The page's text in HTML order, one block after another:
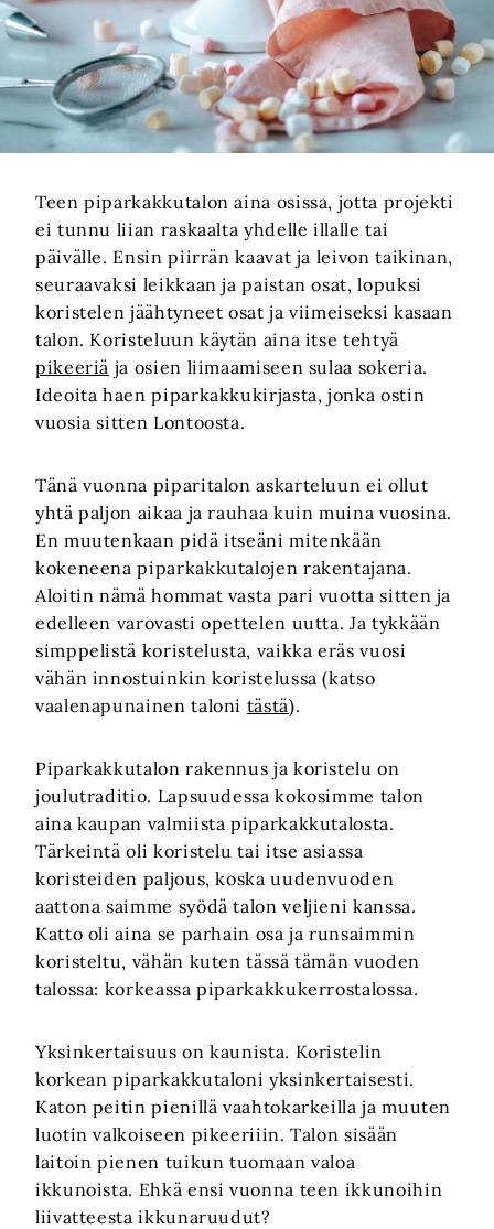
Teen piparkakkutalon aina osissa, jotta projekti
ei tunnu liian raskaalta yhdelle illalle tai
päivälle. Ensin piirrän kaavat ja leivon taikinan,
seuraavaksi leikkaan ja paistan osat, lopuksi
koristelen jäähtyneet osat ja viimeiseksi kasaan
talon. Koristeluun käytän aina itse tehtyä
pikeeriä ja osien liimaamiseen sulaa sokeria.
Ideoita haen piparkakkukirjasta, jonka ostin
vuosia sitten Lontoosta.
Tänä vuonna piparitalon askarteluun ei ollut
yhtä paljon aikaa ja rauhaa kuin muina vuosina.
En muutenkaan pidä itseäni mitenkään
kokeneena piparkakkutalojen rakentajana.
Aloitin nämä hommat vasta pari vuotta sitten ja
edelleen varovasti opettelen uutta. Ja tykkään
simppelistä koristelusta, vaikka eräs vuosi
vähän innostuinkin koristelussa (katso
vaalenapunainen taloni tästä).
Piparkakkutalon rakennus ja koristelu on
joulutraditio. Lapsuudessa kokosimme talon
aina kaupan valmiista piparkakkutalosta.
Tärkeintä oli koristelu tai itse asiassa
koristeiden paljous, koska uudenvuoden
aattona saimme syödä talon veljieni kanssa.
Katto oli aina se parhain osa ja runsaimmin
koristeltu, vähän kuten tässä tämän vuoden
talossa: korkeassa piparkakkukerrostalossa.
Yksinkertaisuus on kaunista. Koristelin
korkean piparkakkutaloni yksinkertaisesti.
Katon peitin pienillä vaahtokarkeilla ja muuten
luotin valkoiseen pikeeriiin. Talon sisään
laitoin pienen tuikun tuomaan valoa
ikkunoista. Ehkä ensi vuonna teen ikkunoihin
liivatteesta ikkunaruudut?